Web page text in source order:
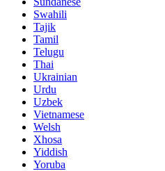
Swahili
Tajik
Tamil
Telugu
Thai
Ukrainian
Urdu
Uzbek
Vietnamese
Welsh
Xhosa
Yiddish
Yoruba